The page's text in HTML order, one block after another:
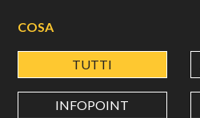
COSA
TUTTI
INFOPOINT